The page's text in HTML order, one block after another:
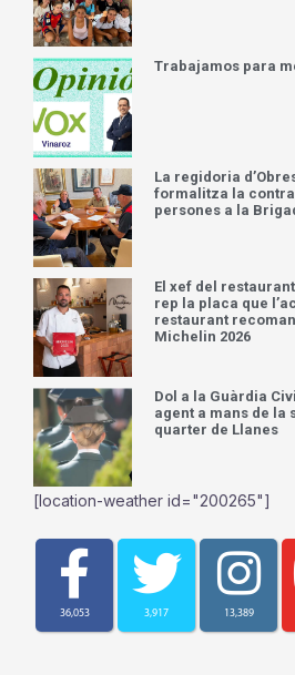
Trabajamos para
La regidoria
formalitza la
persones a la
El xef del
rep la placa que
restaurant
Michelin 2026
Dol a la Guàrdia
agent a mans de la
quarter de Llanes
[location-weather id="200265"]
36,053 3,917 13,389